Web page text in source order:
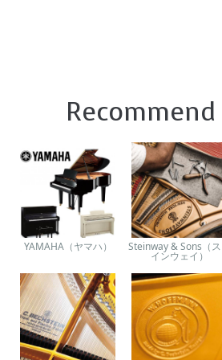
YAMAHA（ヤマハ） Steinway & Sons（ス
インウェイ）